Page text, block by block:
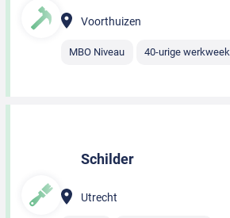
Voorthuizen
MBO Niveau 40-urige werkweek
Schilder
Utrecht